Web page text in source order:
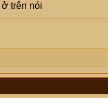
trên nói